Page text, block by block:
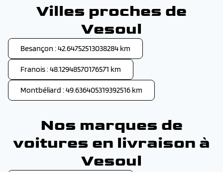
Villes proches de
Vesoul
Besançon : 42.64752513038284 km
Franois : 48.12948570176571 km
Montbéliard : 49.636405319392516 km
Nos marques de
voitures en livraison à
Vesoul